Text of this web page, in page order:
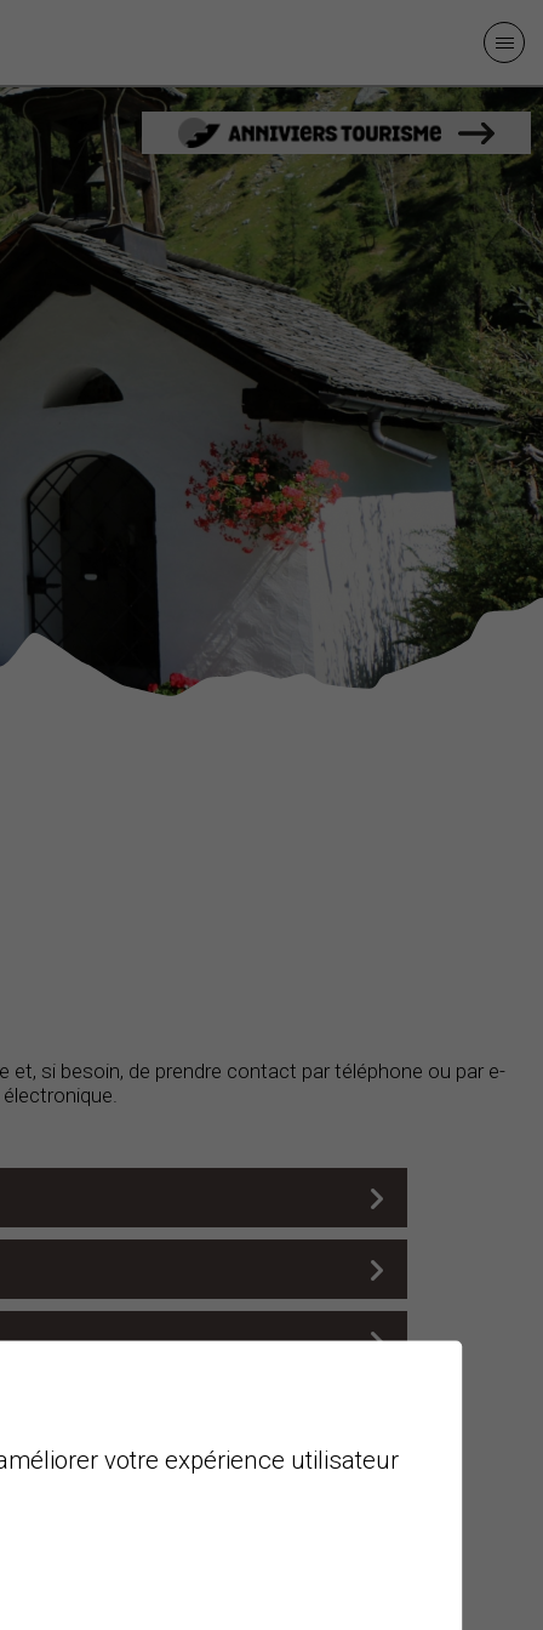
si besoin, de prendre contact par téléphone ou par e-
votre expérience utilisateur